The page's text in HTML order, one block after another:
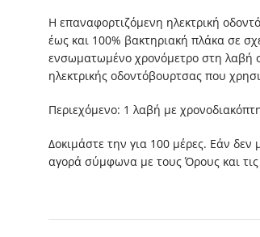
Η επαναφορτιζόμενη ηλεκτρική
έως και 100% βακτηριακή πλάκα σε
ενσωματωμένο χρονόμετρο στη λαβή
ηλεκτρικής οδοντόβουρτσας που
Περιεχόμενο: 1 λαβή με
Δοκιμάστε την για 100 μέρες. Εάν
αγορά σύμφωνα με τους Όρους και